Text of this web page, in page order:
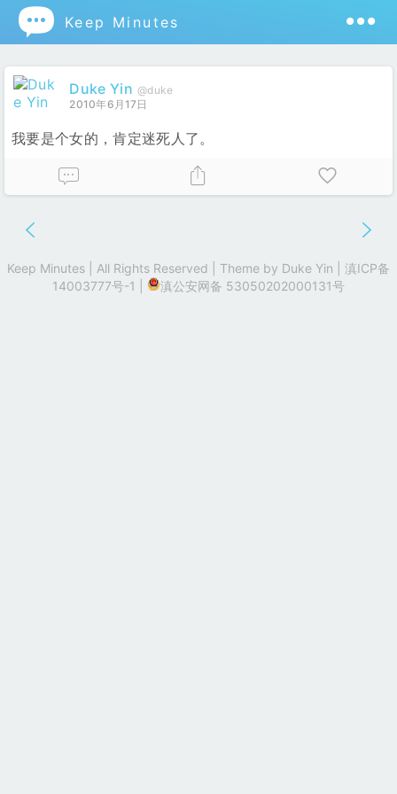
 Keep Minutes
Duke Yin @duke
2010年6月17日
我要是个女的，肯定迷死人了。
Keep Minutes | All Rights Reserved | Theme by Duke Yin
滇ICP备
14003777号-1
滇公安网备 53050202000131号